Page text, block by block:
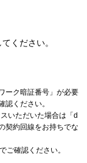
ください。
ーク暗証番号」が必要
認ください。
いただいた場合は「d
契約回線をお持ちでな
ご確認ください。